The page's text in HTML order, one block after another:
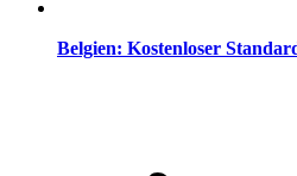
Belgien: Kostenloser